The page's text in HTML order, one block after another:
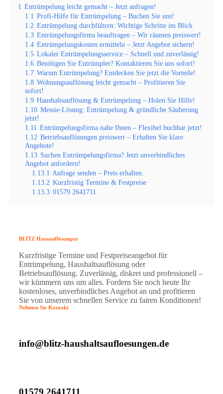
1 Entrümpelung leicht gemacht – Jetzt anfragen!
1.1 Profi-Hilfe für Entrümpelung – Buchen Sie uns!
1.2 Entrümpelung durchführen: Wichtige Schritte im Blick
1.3 Entrümpelungsfirma beauftragen – Wir räumen preiswert!
1.4 Entrümpelungskosten ermitteln – Jetzt Angebot sichern!
1.5 Lokaler Entrümpelungsservice – Schnell und zuverlässig!
1.6 Benötigen Sie Entrümpler? Kontaktieren Sie uns sofort!
1.7 Warum Entrümpelung? Entdecken Sie jetzt die Vorteile!
1.8 Wohnungsauflösung leicht gemacht – Profitieren Sie
sofort!
1.9 Haushaltsauflösung & Entrümpelung – Holen Sie Hilfe!
1.10 Messie-Lösung: Entrümpelung & gründliche Säuberung
jetzt!
1.11 Entrümpelungsfirma nahe Ihnen – Flexibel buchbar jetzt!
1.12 Betriebsauflösungen preiswert – Erhalten Sie klare
Angebote!
1.13 Suchen Entrümpelungsfirma? Jetzt unverbindliches
Angebot anfordern!
1.13.1 Anfrage senden – Preis erhalten.
1.13.2 Kurzfristig Termine & Festpreise
1.13.3 01579 2641711
BLITZ Hausauflösungen
Kurzfristige Termine und Festpreiseangebot für
Entrümpelung, Haushaltsauflösung oder
Betriebsauflösung. Zuverlässig, diskret und professionell –
wir kümmern uns um alles. Fordern Sie noch heute Ihr
kostenloses, unverbindliches Angebot an und profitieren
Sie von unserem schnellen Service zu fairen Konditionen!
Nehmen Sie Kontakt
info@blitz-haushaltsaufloesungen.de